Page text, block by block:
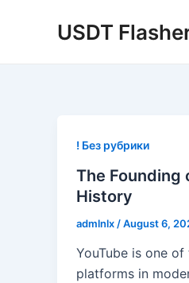
USDT
! Без рубрики
The Founding
History
admlnlx /August 6,
YouTube is one
platforms in